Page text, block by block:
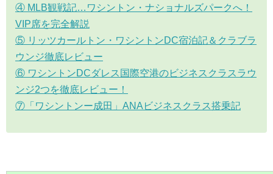
④ MLB観戦記…ワシントン・ナショナルズパークへ！
VIP席を完全解説
⑤ リッツカールトン・ワシントンDC宿泊記＆クラブラ
ウンジ徹底レビュー
⑥ ワシントンDCダレス国際空港のビジネスクラスラウ
ンジ2つを徹底レビュー！
⑦「ワシントンー成田」ANAビジネスクラス搭乗記